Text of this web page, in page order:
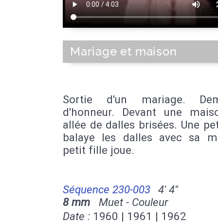
Mariage et maison
Sortie d'un mariage.
d'honneur. Devant une
allée de dalles brisées. Une
balaye les dalles avec sa
petit fille joue.
Séquence 230-003
4' 4''
8 mm Muet - Couleur
Date : 1960 | 1961 | 1962